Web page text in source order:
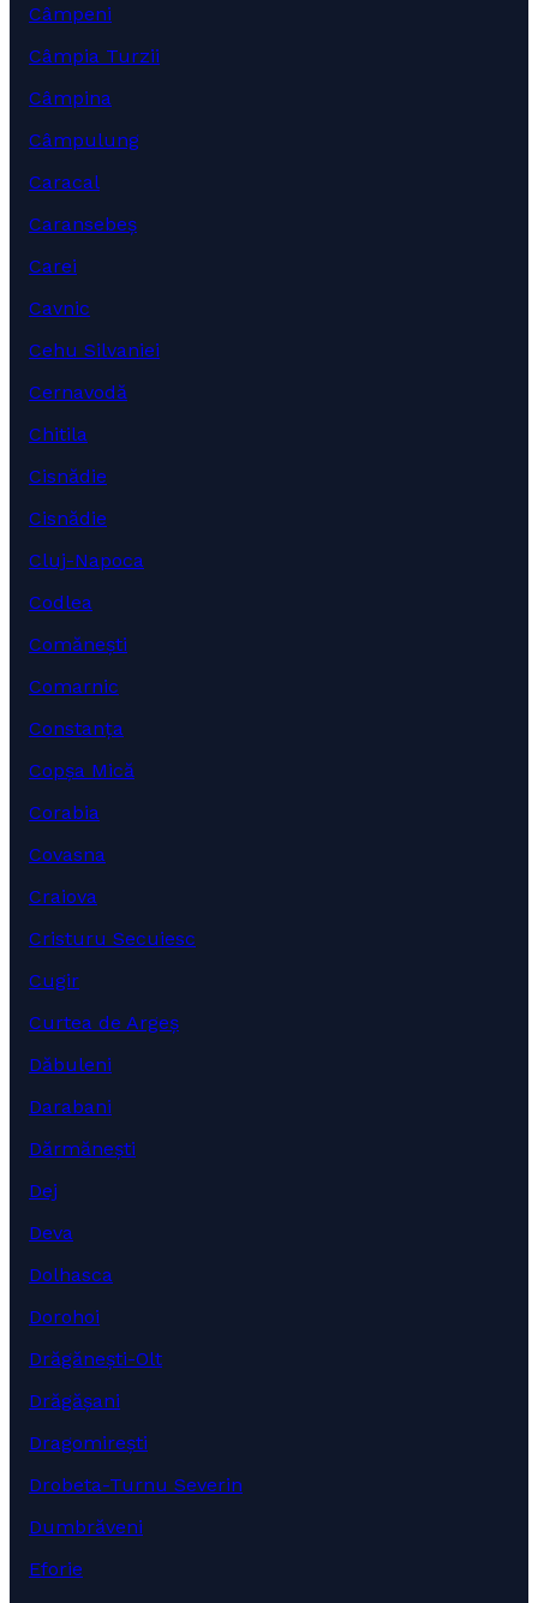
Câmpeni
Câmpia Turzii
Câmpina
Câmpulung
Caracal
Caransebeș
Carei
Cavnic
Cehu Silvaniei
Cernavodă
Chitila
Cisnădie
Cisnădie
Cluj-Napoca
Codlea
Comănești
Comarnic
Constanța
Copșa Mică
Corabia
Covasna
Craiova
Cristuru Secuiesc
Cugir
Curtea de Argeș
Dăbuleni
Darabani
Dărmănești
Dej
Deva
Dolhasca
Dorohoi
Drăgănești-Olt
Drăgășani
Dragomirești
Drobeta-Turnu Severin
Dumbrăveni
Eforie